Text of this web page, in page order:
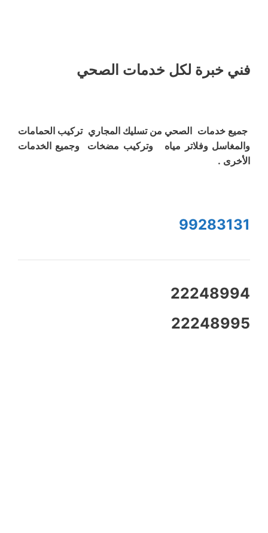
فني خبرة لكل خدمات الصحي
جميع خدمات الصحي من تسليك المجاري تركيب الحمامات
والمغاسل وفلاتر مياه وتركيب مضخات وجميع الخدمات
الأخرى .
99283131
22248994
22248995